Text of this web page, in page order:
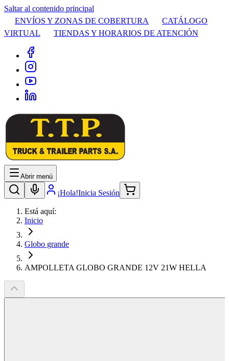
Saltar al contenido principal
ENVÍOS Y ZONAS DE COBERTURA
CATÁLOGO
VIRTUAL
TIENDAS Y HORARIOS DE ATENCIÓN
Abrir menú
¡Hola!Inicia Sesión
Está aquí:
Inicio
Globo grande
AMPOLLETA GLOBO GRANDE 12V 21W HELLA